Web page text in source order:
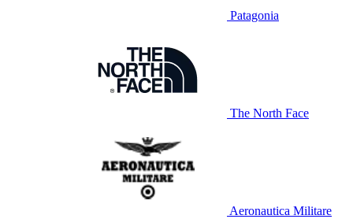
Patagonia
The North Face
Aeronautica Militare